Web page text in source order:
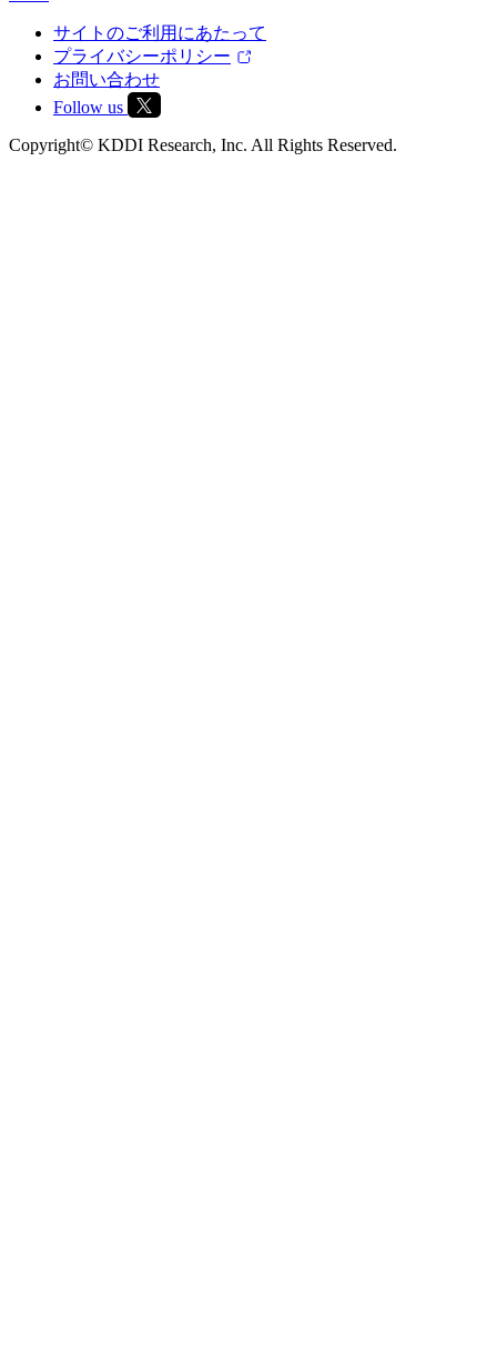
サイトのご利用にあたって
プライバシーポリシー
お問い合わせ
Follow us
Copyright© KDDI Research, Inc. All Rights Reserved.